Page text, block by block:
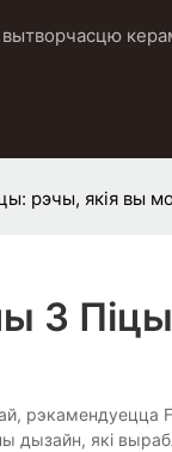
рэчы, якія вы
З
рэкамендуецца
дызайн, які